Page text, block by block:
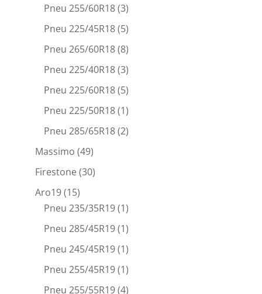
Pneu 255/60R18(3)
Pneu 225/45R18(5)
Pneu 265/60R18(8)
Pneu 225/40R18(3)
Pneu 225/60R18(5)
Pneu 225/50R18(1)
Pneu 285/65R18(2)
Massimo (49)
Firestone(30)
Aro19(15)
Pneu 235/35R19(1)
Pneu 285/45R19(1)
Pneu 245/45R19(1)
Pneu 255/45R19(1)
Pneu 255/55R19(4)